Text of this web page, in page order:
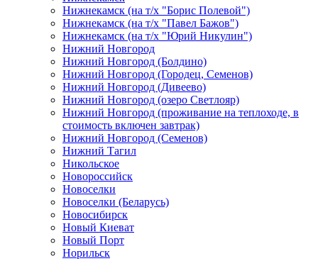
Нижнекамск (на т/х "Борис Полевой")
Нижнекамск (на т/х "Павел Бажов")
Нижнекамск (на т/х "Юрий Никулин")
Нижний Новгород
Нижний Новгород (Болдино)
Нижний Новгород (Городец, Семенов)
Нижний Новгород (Дивеево)
Нижний Новгород (озеро Светлояр)
Нижний Новгород (проживание на теплоходе, в
стоимость включен завтрак)
Нижний Новгород (Семенов)
Нижний Тагил
Никольское
Новороссийск
Новоселки
Новоселки (Беларусь)
Новосибирск
Новый Киеват
Новый Порт
Норильск